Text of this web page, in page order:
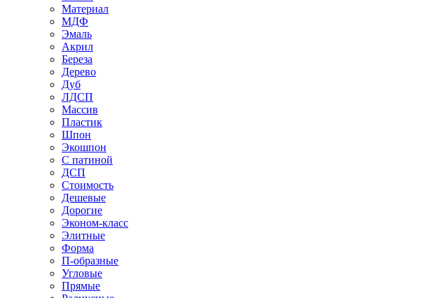
Материал
МДФ
Эмаль
Акрил
Береза
Дерево
Дуб
ЛДСП
Массив
Пластик
Шпон
Экошпон
С патиной
ДСП
Стоимость
Дешевые
Дорогие
Эконом-класс
Элитные
Форма
П-образные
Угловые
Прямые